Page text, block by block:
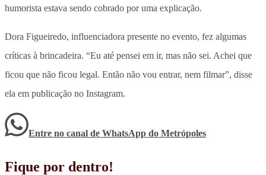
humorista estava sendo cobrado por uma explicação.
Dora Figueiredo, influenciadora presente no evento, fez algumas
críticas à brincadeira. “Eu até pensei em ir, mas não sei. Achei que
ficou que não ficou legal. Então não vou entrar, nem filmar”, disse
ela em publicação no Instagram.
Entre no canal de WhatsApp do Metrópoles
Fique por dentro!